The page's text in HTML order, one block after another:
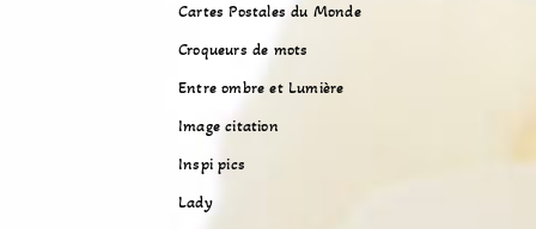
Cartes Postales du Monde
Croqueurs de mots
Entre ombre et Lumière
Image citation
Inspi pics
Lady